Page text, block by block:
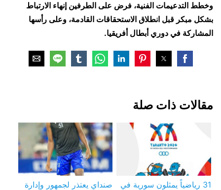
وخطط التدعيمات الفنية، فرض على الطرفين إنهاء الارتباط
بشكل مبكر قبل انطلاق الاستحقاقات القادمة، وعلى رأسها
المشاركة في دوري أبطال أفريقيا.
مقالات ذات صلة
31 رياضياً يمثلون سورية في صنداي يعتذر لجمهور وإدارة